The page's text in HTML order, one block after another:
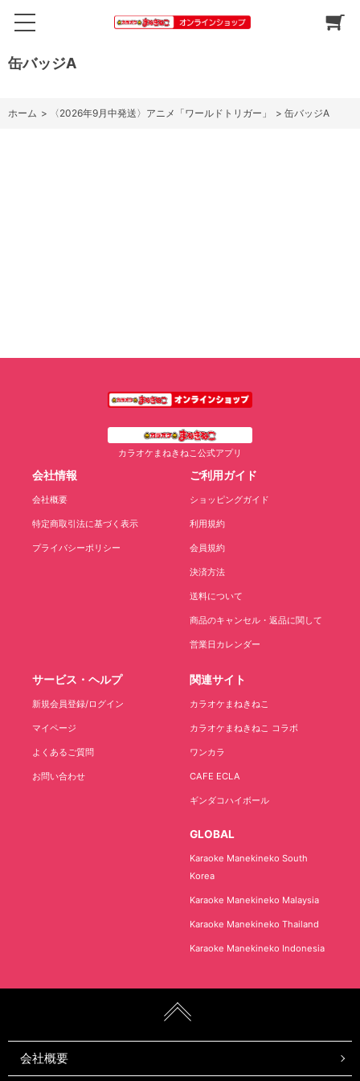
缶バッジA
ホーム > 〈2026年9月中発送〉アニメ「ワールドトリガー」 > 缶バッジA
カラオケまねきねこ公式アプリ
会社情報
会社概要
特定商取引法に基づく表示
プライバシーポリシー
ご利用ガイド
ショッピングガイド
利用規約
会員規約
決済方法
送料について
商品のキャンセル・返品に関して
営業日カレンダー
サービス・ヘルプ
新規会員登録/ログイン
マイページ
よくあるご質問
お問い合わせ
関連サイト
カラオケまねきねこ
カラオケまねきねこ コラボ
ワンカラ
CAFE ECLA
ギンダコハイボール
GLOBAL
Karaoke Manekineko South
Korea
Karaoke Manekineko Malaysia
Karaoke Manekineko Thailand
Karaoke Manekineko Indonesia
会社概要